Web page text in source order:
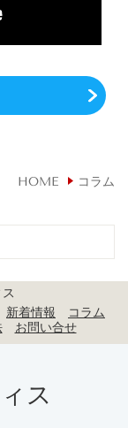
HOME コラム
新着情報
コラム
お問い合せ
ィス